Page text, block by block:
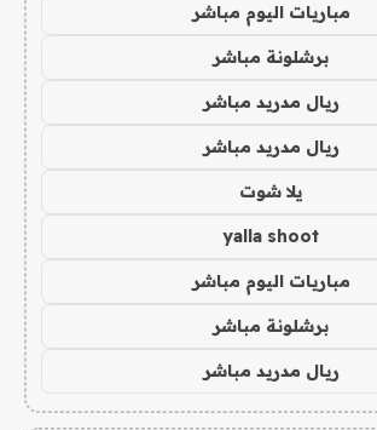
مباريات اليوم مباشر
برشلونة مباشر
ريال مدريد مباشر
ريال مدريد مباشر
يلا شوت
yalla shoot
مباريات اليوم مباشر
برشلونة مباشر
ريال مدريد مباشر